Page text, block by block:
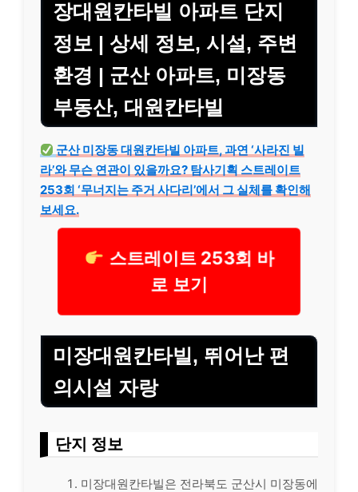
장대원칸타빌 아파트 단지
정보 | 상세 정보, 시설, 주변
환경 | 군산 아파트, 미장동
부동산, 대원칸타빌
군산 미장동 대원칸타빌 아파트, 과연 ‘사라진 빌
라’와 무슨 연관이 있을까요? 탐사기획 스트레이트
253회 ‘무너지는 주거 사다리’에서 그 실체를 확인해
보세요.
스트레이트 253회 바
로 보기
미장대원칸타빌, 뛰어난 편
의시설 자랑
단지 정보
미장대원칸타빌은 전라북도 군산시 미장동에